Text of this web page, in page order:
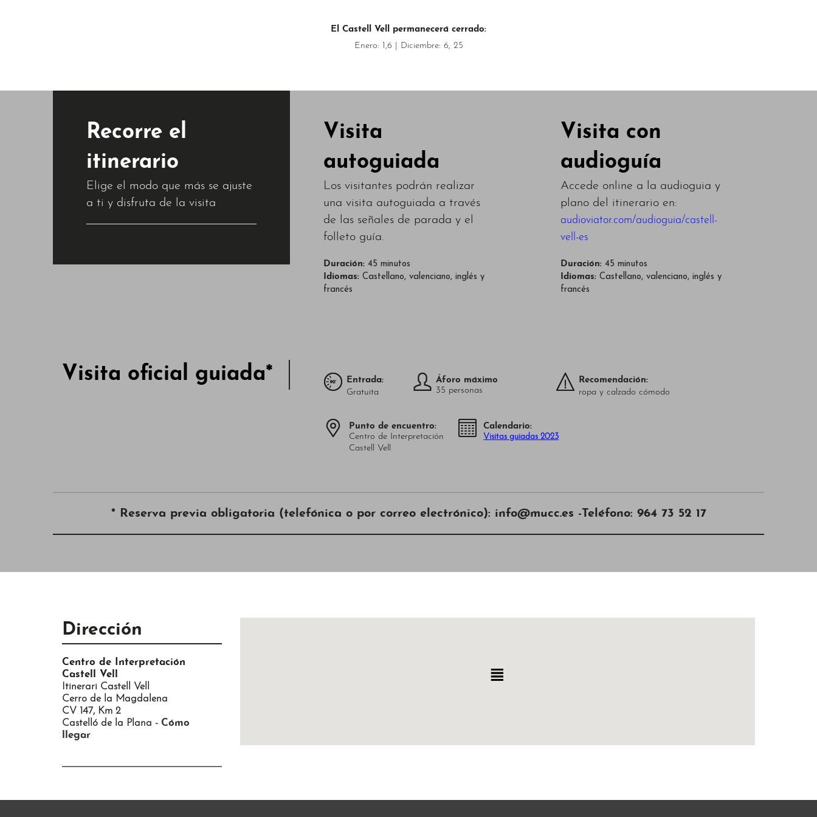
El Castell Vell permanecerá cerrado:
Enero: 1,6 | Diciembre: 6, 25
Recorre el
itinerario
Elige el modo que más se ajuste
a ti y disfruta de la visita
Visita
autoguiada
Los visitantes podrán realizar
una visita autoguiada a través
de las señales de parada y el
folleto guía.
Duración: 45 minutos
Idiomas: Castellano, valenciano, inglés y
francés
Visita con
audioguía
Accede online a la audioguia y
plano del itinerario en:
audioviator.com/audioguia/castell-
vell-es
Duración: 45 minutos
Idiomas: Castellano, valenciano, inglés y
francés
Visita oficial guiada*
Entrada:
Gratuita
Áforo máximo
35 personas
Recomendación:
ropa y calzado cómodo
Punto de encuentro:
Centro de Interpretación
Castell Vell
Calendario:
Visitas guiadas 2023
* Reserva previa obligatoria (telefónica o por correo electrónico): info@mucc.es -Teléfono: 964 73 52 17
Dirección
Centro de Interpretación
Castell Vell
Itinerari Castell Vell
Cerro de la Magdalena
CV 147, Km 2
Castelló de la Plana - Cómo
llegar